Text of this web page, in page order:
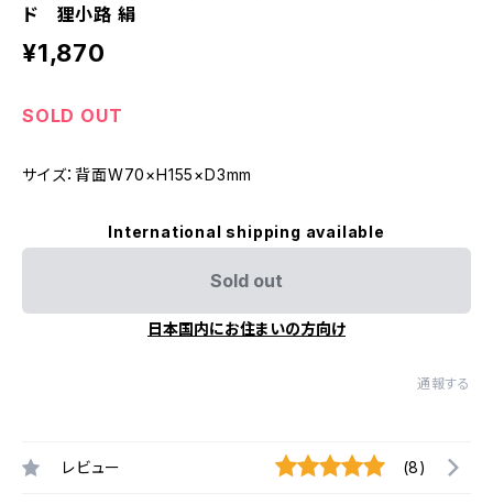
ド 狸小路 絹
¥1,870
SOLD OUT
サイズ：背面W70×H155×D3mm
International shipping available
Sold out
日本国内にお住まいの方向け
通報する
レビュー (8)